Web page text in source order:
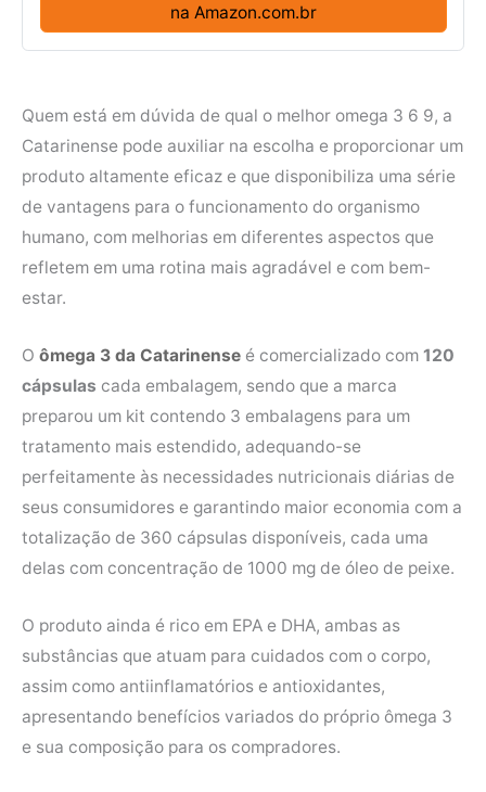
na Amazon.com.br
Quem está em dúvida de qual o melhor omega 3 6 9, a
Catarinense pode auxiliar na escolha e proporcionar um
produto altamente eficaz e que disponibiliza uma série
de vantagens para o funcionamento do organismo
humano, com melhorias em diferentes aspectos que
refletem em uma rotina mais agradável e com bem-
estar.
O ômega 3 da Catarinense é comercializado com 120
cápsulas cada embalagem, sendo que a marca
preparou um kit contendo 3 embalagens para um
tratamento mais estendido, adequando-se
perfeitamente às necessidades nutricionais diárias de
seus consumidores e garantindo maior economia com a
totalização de 360 cápsulas disponíveis, cada uma
delas com concentração de 1000 mg de óleo de peixe.
O produto ainda é rico em EPA e DHA, ambas as
substâncias que atuam para cuidados com o corpo,
assim como antiinflamatórios e antioxidantes,
apresentando benefícios variados do próprio ômega 3
e sua composição para os compradores.